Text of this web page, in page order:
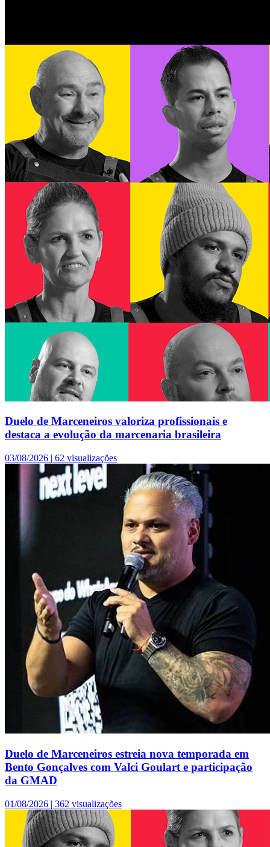
Duelo de Marceneiros valoriza profissionais e
destaca a evolução da marcenaria brasileira
03/08/2026 | 62 visualizações
Duelo de Marceneiros estreia nova temporada em
Bento Gonçalves com Valci Goulart e participação
da GMAD
01/08/2026 | 362 visualizações